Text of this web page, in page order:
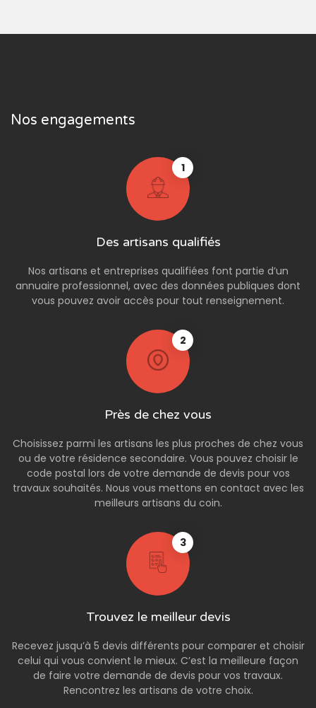
Nos engagements
1
Des artisans qualifiés
Nos artisans et entreprises qualifiées font partie d’un
annuaire professionnel, avec des données publiques dont
vous pouvez avoir accès pour tout renseignement.
2
Près de chez vous
Choisissez parmi les artisans les plus proches de chez vous
ou de votre résidence secondaire. Vous pouvez choisir le
code postal lors de votre demande de devis pour vos
travaux souhaités. Nous vous mettons en contact avec les
meilleurs artisans du coin.
3
Trouvez le meilleur devis
Recevez jusqu’à 5 devis différents pour comparer et choisir
celui qui vous convient le mieux. C’est la meilleure façon
de faire votre demande de devis pour vos travaux.
Rencontrez les artisans de votre choix.